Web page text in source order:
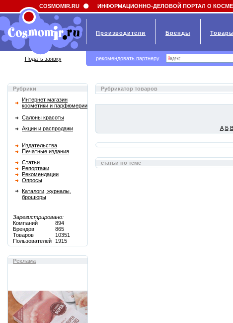
Field 'news_title' doesn't have a default value
Рубрики
Интернет магазин
косметики и парфюмерии
Салоны красоты
Акции и распродажи
Издательства
Печатные издания
Статьи
Репортажи
Рекомендации
Опросы
Каталоги, журналы,
брошюры
Зарегистрировано:
Компаний
894
Брендов
865
Товаров
10351
Пользователей
1915
Реклама
Рубрикатор товаров
А Б В
статьи по теме
COSMOMIR.RU ИНФОРМАЦИОННО-ДЕЛОВОЙ ПОРТАЛ О
Производители Бренды Товары
Подать заявку рекомендовать партнеру